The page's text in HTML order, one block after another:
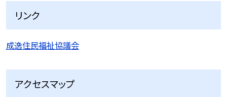
リンク
成逸住民福祉協議会
アクセスマップ